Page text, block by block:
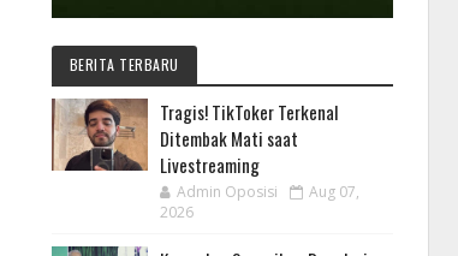
BERITA TERBARU
Tragis! TikToker Terkenal
Ditembak Mati saat
Livestreaming
Admin Oposisi
Aug 07,
2026